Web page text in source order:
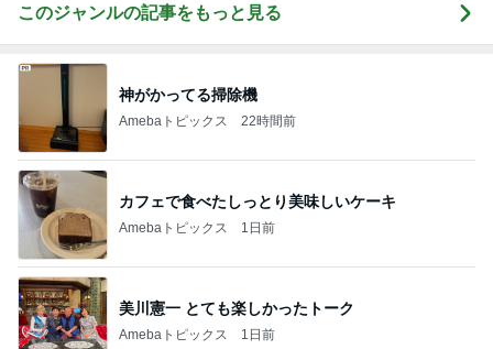
このジャンルの記事をもっと見る
神がかってる掃除機
Amebaトピックス 22時間前
カフェで食べたしっとり美味しいケーキ
Amebaトピックス 1日前
美川憲一 とても楽しかったトーク
Amebaトピックス 1日前